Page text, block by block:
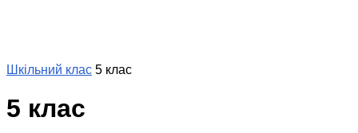
Шкільний клас 5 клас
5 клас